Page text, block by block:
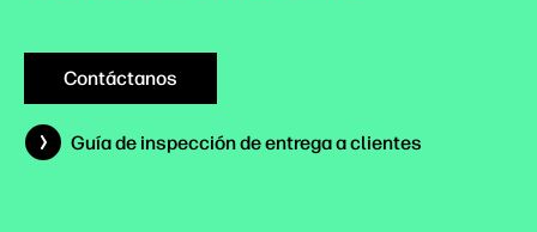
Contáctanos
Guía de inspección de entrega a clientes